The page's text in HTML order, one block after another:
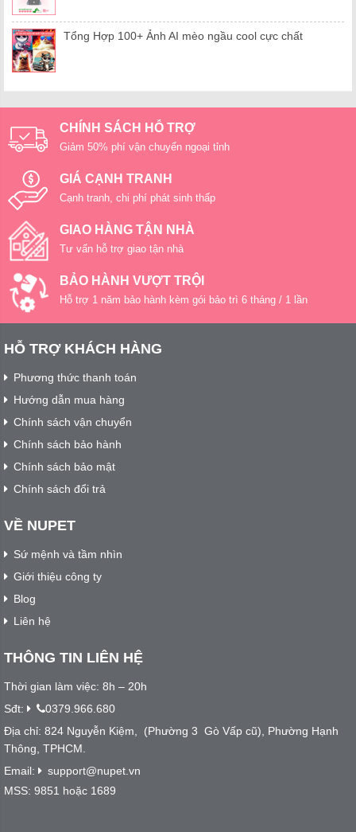
Tổng Hợp 100+ Ảnh AI mèo ngầu cool cực chất
CHÍNH SÁCH HỖ TRỢ
Giảm 50% phí vận chuyển ngoại tỉnh
GIÁ CẠNH TRANH
Cạnh tranh, chi phí phát sinh thấp
GIAO HÀNG TẬN NHÀ
Tư vấn hỗ trợ giao tận nhà
BẢO HÀNH VƯỢT TRỘI
Hỗ trợ 1 năm bảo hành kèm gói bảo trì 6 tháng / 1 lần
HỖ TRỢ KHÁCH HÀNG
Phương thức thanh toán
Hướng dẫn mua hàng
Chính sách vận chuyển
Chính sách bảo hành
Chính sách bảo mật
Chính sách đổi trả
VỀ NUPET
Sứ mệnh và tầm nhìn
Giới thiệu công ty
Blog
Liên hệ
THÔNG TIN LIÊN HỆ
Thời gian làm việc: 8h – 20h
Sđt:
0379.966.680
Địa chỉ: 824 Nguyễn Kiệm, (Phường 3 Gò Vấp cũ), Phường Hạnh
Thông, TPHCM.
Email:
support@nupet.vn
MSS: 9851 hoặc 1689